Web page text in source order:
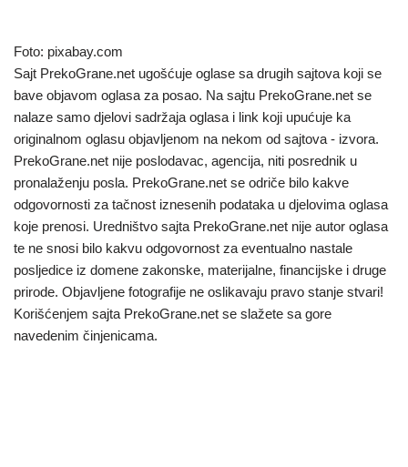
Foto: pixabay.com
Sajt PrekoGrane.net ugošćuje oglase sa drugih sajtova koji se
bave objavom oglasa za posao. Na sajtu PrekoGrane.net se
nalaze samo djelovi sadržaja oglasa i link koji upućuje ka
originalnom oglasu objavljenom na nekom od sajtova - izvora.
PrekoGrane.net nije poslodavac, agencija, niti posrednik u
pronalaženju posla. PrekoGrane.net se odriče bilo kakve
odgovornosti za tačnost iznesenih podataka u djelovima oglasa
koje prenosi. Uredništvo sajta PrekoGrane.net nije autor oglasa
te ne snosi bilo kakvu odgovornost za eventualno nastale
posljedice iz domene zakonske, materijalne, financijske i druge
prirode. Objavljene fotografije ne oslikavaju pravo stanje stvari!
Korišćenjem sajta PrekoGrane.net se slažete sa gore
navedenim činjenicama.